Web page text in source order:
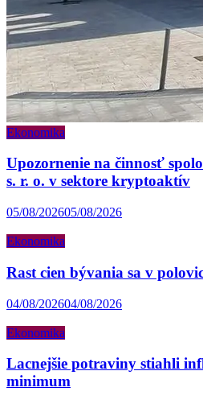
Ekonomika
Upozornenie na činnosť
s. r. o. v sektore kryptoaktív
05/08/202605/08/2026
Ekonomika
Rast cien bývania sa v
04/08/202604/08/2026
Ekonomika
Lacnejšie potraviny stiahli
minimum